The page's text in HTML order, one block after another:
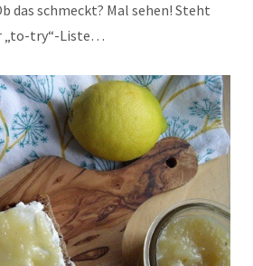
das schmeckt? Mal sehen! Steht
„to-try“-Liste…